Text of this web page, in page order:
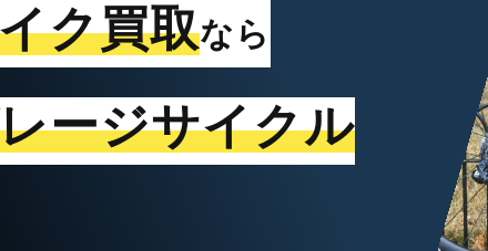
ク買取なら
ージサイクル